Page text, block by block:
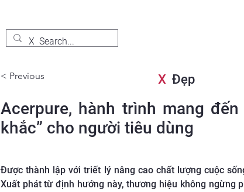
< Previous XĐẹp
Acerpure, hành trình mang
khắc” cho người tiêu dùng
Được thành lập với triết lý nâng cao chất lượng cuộc
Xuất phát từ định hướng này, thương hiệu không ngừng